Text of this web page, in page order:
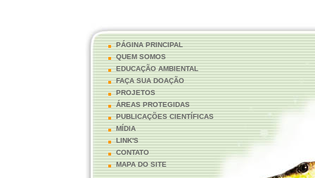
PÁGINA PRINCIPAL
QUEM SOMOS
EDUCAÇÃO AMBIENTAL
FAÇA SUA DOAÇÃO
PROJETOS
ÁREAS PROTEGIDAS
PUBLICAÇÕES CIENTÍFICAS
MÍDIA
LINK'S
CONTATO
MAPA DO SITE